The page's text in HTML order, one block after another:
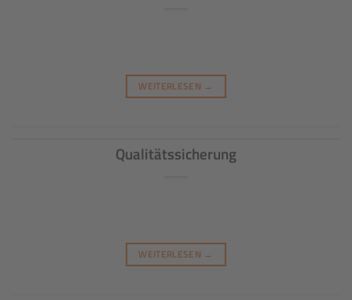
WEITERLESEN →
Qualitätssicherung
WEITERLESEN →